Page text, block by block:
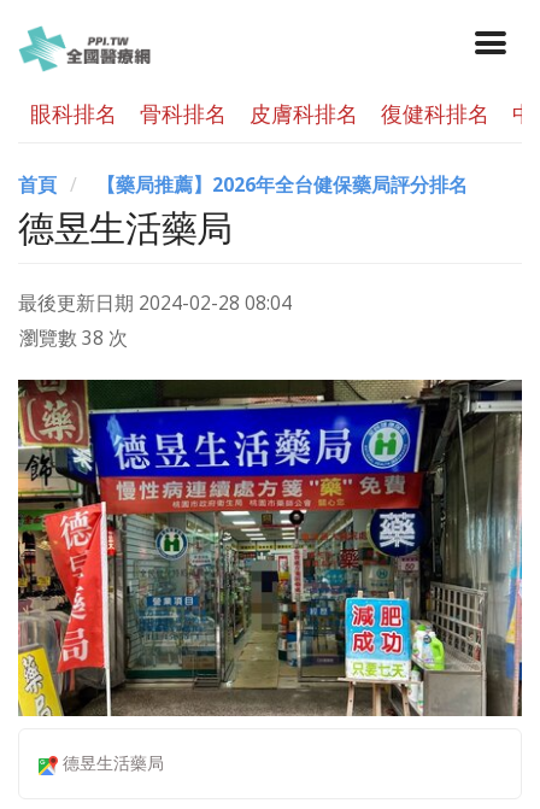
眼科排名 骨科排名 皮膚科排名 復健科排名
首頁 【藥局推薦】2026年全台健保藥局評分排名
德昱生活藥局
最後更新日期 2024-02-28 08:04
瀏覽數 38 次
德昱生活藥局